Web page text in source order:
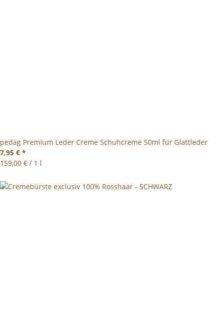
pedag Premium Leder Creme Schuhcreme 50ml für Glattleder
7,95 € *
159,00 € / 1 l